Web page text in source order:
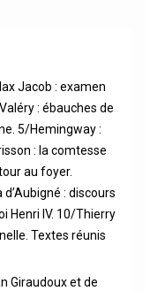
Jacob : examen
: ébauches de
5/Hemingway :
: la comtesse
au foyer.
: discours
Henri IV. 10/Thierry
Textes réunis
Giraudoux et de